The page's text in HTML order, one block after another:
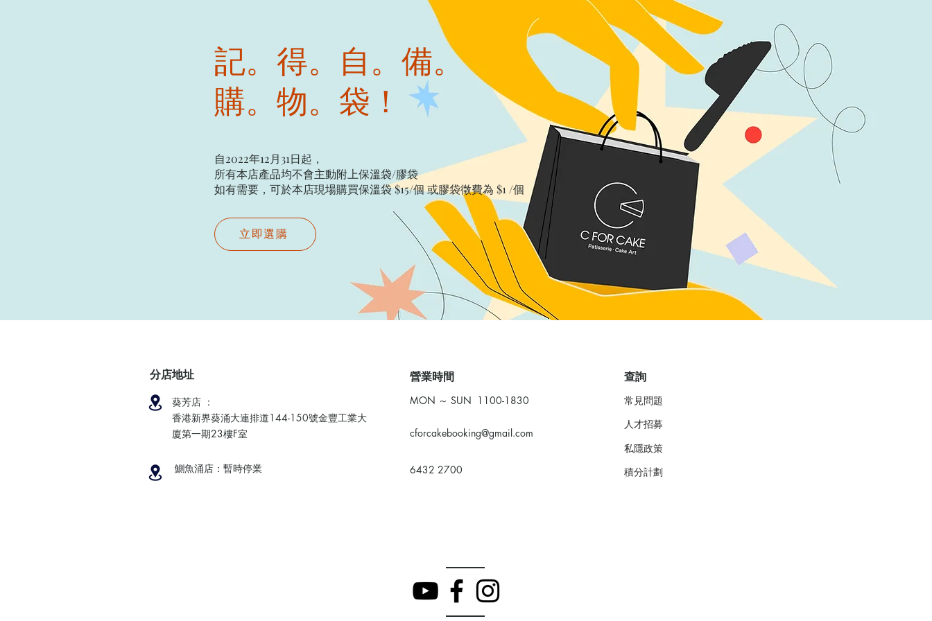
記。得。自。備。
購。物。袋！
自2022年12月31日起，
所有本店產品均不會主動附上保溫袋/膠袋​
如有需要，可於本店現場購買保溫袋 $15/個​ 或膠袋徵費為 $1 /個
立即選購
分店地址
葵芳店 ：
香港新界葵涌大連排道144-150號金豐工業大
廈第一期23樓F室
鰂魚涌店：暫時停業
​營業時間
MON ～ SUN 1100-1830
cforcakebooking@gmail.com
6432 2700
查詢
常見問題
人才招募
私隱政策
​積分計劃